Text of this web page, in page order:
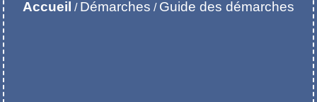
Accueil / Démarches / Guide des démarches